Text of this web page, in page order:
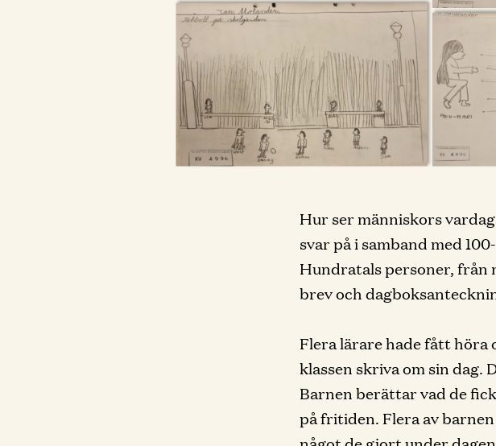
Hur ser människors
svar på i samband med
Hundratals personer, från
brev och
Flera lärare hade fått höra
klassen skriva om sin dag.
Barnen berättar vad de
på fritiden. Flera av